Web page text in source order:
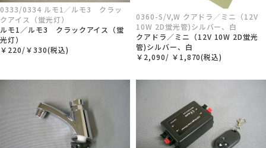
0333/0334 ルモ1／ルモ3 クラッ
クアイス（蛍光灯）
ルモ1／ルモ3 クラックアイス（蛍
光灯）
￥220/￥330(税込)
0360-S/V,W クアドラ／ミニ（12V
10W 2D蛍光管)シルバー、白
クアドラ／ミニ（12V 10W 2D蛍光
管)シルバー、白
￥2,090/ ￥1,870(税込)